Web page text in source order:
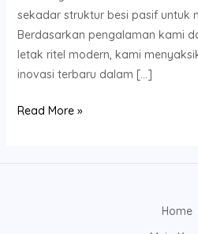
sekadar struktur besi pasif untuk
Berdasarkan pengalaman kami
letak ritel modern, kami
inovasi terbaru dalam […]
Read More »
Home